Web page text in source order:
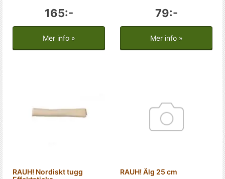
165:-
Mer info »
79:-
Mer info »
RAUH! Nordiskt tugg
RAUH! Älg 25 cm